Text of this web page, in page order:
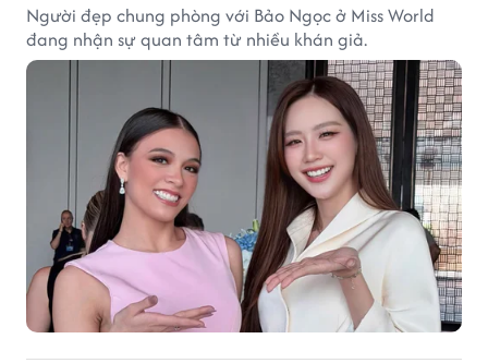
Người đẹp chung phòng với Bảo Ngọc ở Miss World
đang nhận sự quan tâm từ nhiều khán giả.